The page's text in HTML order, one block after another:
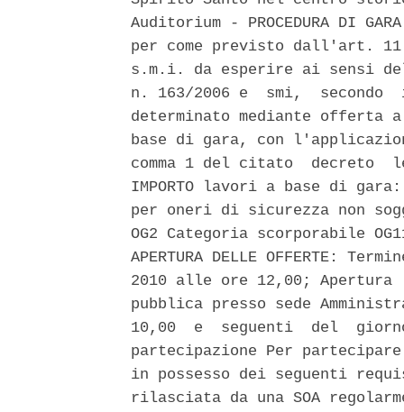
Auditorium - PROCEDURA DI
per come previsto dall'art.
s.m.i. da esperire ai sensi
n. 163/2006 e  smi,
determinato mediante
base di gara, con
comma 1 del citato
IMPORTO lavori a base di
per oneri di sicurezza non
OG2 Categoria scorporabile
APERTURA DELLE OFFERTE:
2010 alle ore 12,00; Apertura
pubblica presso sede
10,00  e  seguenti  del
partecipazione Per
in possesso dei seguenti
rilasciata da una SOA